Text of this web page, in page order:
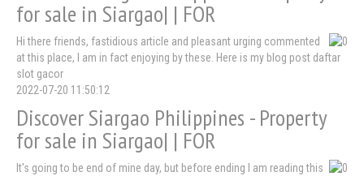
for sale in Siargao| | FOR
Hi there friends, fastidious article and pleasant urging commented
at this place, I am in fact enjoying by these. Here is my blog post daftar
slot gacor
2022-07-20 11:50:12
Discover Siargao Philippines - Property
for sale in Siargao| | FOR
It's going to be end of mine day, but before ending I am reading this